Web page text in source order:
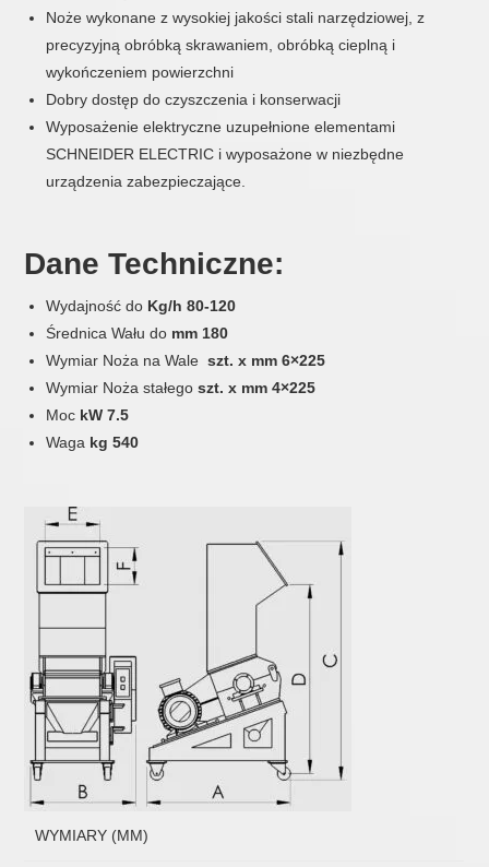
Noże wykonane z wysokiej jakości stali narzędziowej, z
precyzyjną obróbką skrawaniem, obróbką cieplną i
wykończeniem powierzchni
Dobry dostęp do czyszczenia i konserwacji
Wyposażenie elektryczne uzupełnione elementami
SCHNEIDER ELECTRIC i wyposażone w niezbędne
urządzenia zabezpieczające.
Dane Techniczne:
Wydajność do Kg/h 80-120
Średnica Wału do mm 180
Wymiar Noża na Waleszt. x mm 6×225
Wymiar Noża stałegoszt. x mm 4×225
Moc kW 7.5
Waga kg 540
WYMIARY (MM)